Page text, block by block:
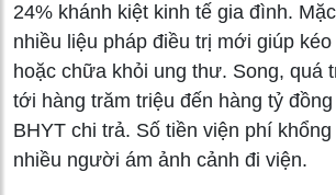
24% khánh kiệt kinh tế gia đình.
nhiều liệu pháp điều trị mới giúp
hoặc chữa khỏi ung thư. Song, quá
tới hàng trăm triệu đến hàng tỷ
BHYT chi trả. Số tiền viện phí
nhiều người ám ảnh cảnh đi viện.